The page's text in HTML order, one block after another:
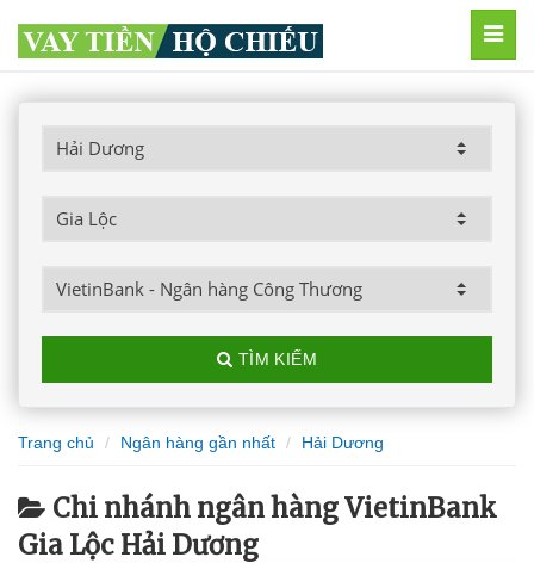
TÌM KIẾM
Trang chủ Ngân hàng gần nhất Hải Dương
Chi nhánh ngân hàng VietinBank
Gia Lộc Hải Dương